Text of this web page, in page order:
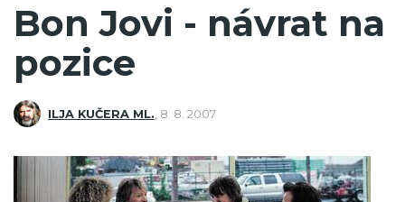
Bon Jovi - návrat na
pozice
ILJA KUČERA ML. 8. 8. 2007